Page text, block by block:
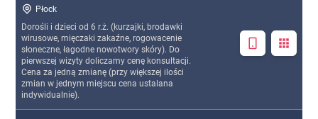
Dorośli i dzieci od 6 r.ż. (kurzajki, brodawki
wirusowe, mięczaki zakaźne, rogowacenie
słoneczne, łagodne nowotwory skóry). Do
pierwszej wizyty doliczamy cenę konsultacji.
Cena za jedną zmianę (przy większej ilości
zmian w jednym miejscu cena ustalana
indywidualnie).
Płock